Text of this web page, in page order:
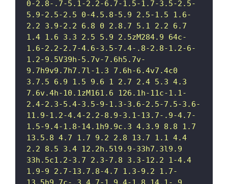
0-2.8-.7-5.1-2.2-6.7-1.5-1.7-3.5-2.5-
5.9-2.5-2.5 0-4.5.8-5.9 2.5-1.5 1.6-
2.2 3.9-2.2 6.8 0 2.8.7 5.1 2.2 6.7
1.4 1.6 3.3 2.5 5.9 2.5zM284.9 64c-
1.6-2.2-2.7-4.6-3.5-7.4-.8-2.8-1.2-6-
1.2-9.5V39h-5.7v-7.6h5.7v-
9.7h9v9.7h7.7l-1.3 7.6h-6.4v7.4c0
3.7.5 6.9 1.5 9.6 1 2.7 2.4 5.3 4.3
7.6v.4h-10.1zM161.6 126.1h-11c-1.1-
2.4-2.3-5.4-3.5-9-1.3-3.6-2.5-7.5-3.6-
11.9-1.2-4.4-2.2-8.9-3.1-13.7-.9-4.7-
1.5-9.4-1.8-14.1h9.9c.3 4.3.9 8.8 1.7
13.5.8 4.7 1.7 9.2 2.8 13.7 1.1 4.4
2.2 8.5 3.4 12.2h.5l9.9-33h7.3l9.9
33h.5c1.2-3.7 2.3-7.8 3.3-12.2 1-4.4
1.9-9 2.7-13.7.8-4.7 1.3-9.2 1.7-